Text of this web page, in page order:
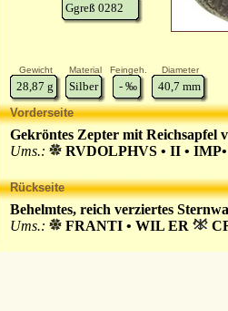
Ggreß 0282
Gewicht Material Feingeh. Diameter
28,87 g Silber - ‰ 40,7 mm
Vorderseite
Gekröntes Zepter mit Reichsapfel
Ums.:
RVDOLPHVS • II • IMP•
Rückseite
Behelmtes, reich verziertes
Ums.:
FRANTI • WIL ER